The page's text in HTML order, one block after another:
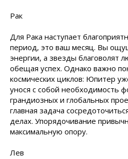
Рак
Для Рака наступает
период, это ваш месяц. Вы
энергии, а звезды благоволят
обещая успех. Однако важно
космических циклов: Юпитер
унося с собой необходимость
грандиозных и глобальных
главная задача
делах. Упорядочивание
максимальную опору.
Лев